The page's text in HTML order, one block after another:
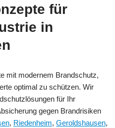
für
in
mit modernem Brandschutz,
optimal zu schützen. Wir
für Ihr
gegen Brandrisiken
, Riedenheim, Geroldshausen,